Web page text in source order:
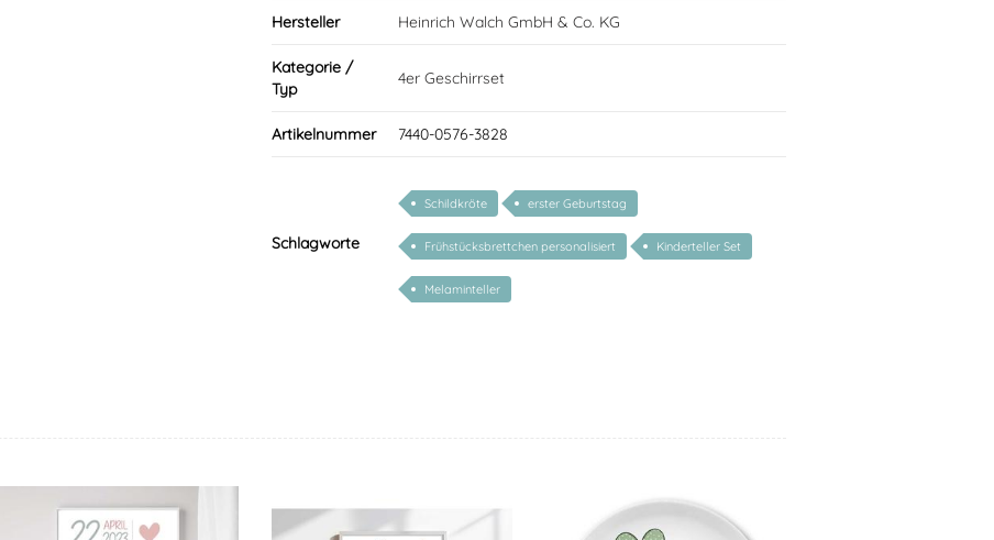
Hersteller Heinrich Walch GmbH & Co. KG
Kategorie /
Typ
4er Geschirrset
Artikelnummer 7440-0576-3828
Schlagworte
Schildkröte erster Geburtstag
Frühstücksbrettchen personalisiert Kinderteller Set
Melaminteller